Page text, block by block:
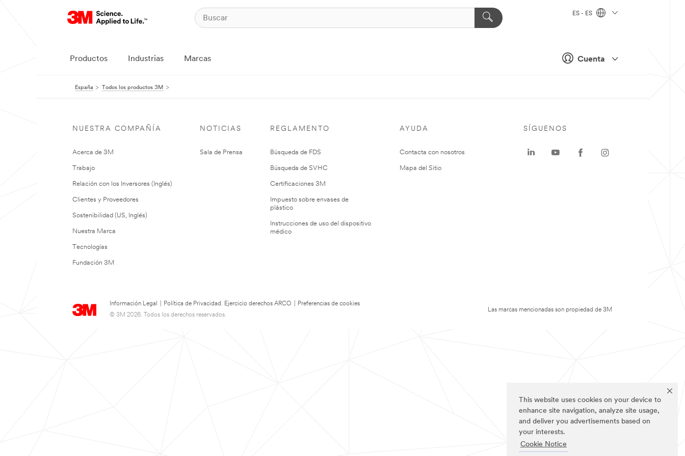
This website uses cookies on your device to
enhance site navigation, analyze site usage,
and deliver you advertisements based on
your interests.
Cookie Notice
Cuenta
ES - ES
Productos Industrias Marcas
España Todos los productos 3M
NUESTRA COMPAÑÍA
Acerca de 3M
Trabajo
Relación con los Inversores (Inglés)
Clientes y Proveedores
Sostenibilidad (US, Inglés)
Nuestra Marca
Tecnologías
Fundación 3M
NOTICIAS
Sala de Prensa
REGLAMENTO
Búsqueda de FDS
Búsqueda de SVHC
Certificaciones 3M
Impuesto sobre envases de
plástico
Instrucciones de uso del dispositivo
médico
AYUDA
Contacta con nosotros
Mapa del Sitio
Información Legal Política de Privacidad. Ejercicio derechos ARCO
Preferencias de cookies
© 3M 2026. Todos los derechos reservados.
SÍGUENOS
Las marcas mencionadas son propiedad de 3M